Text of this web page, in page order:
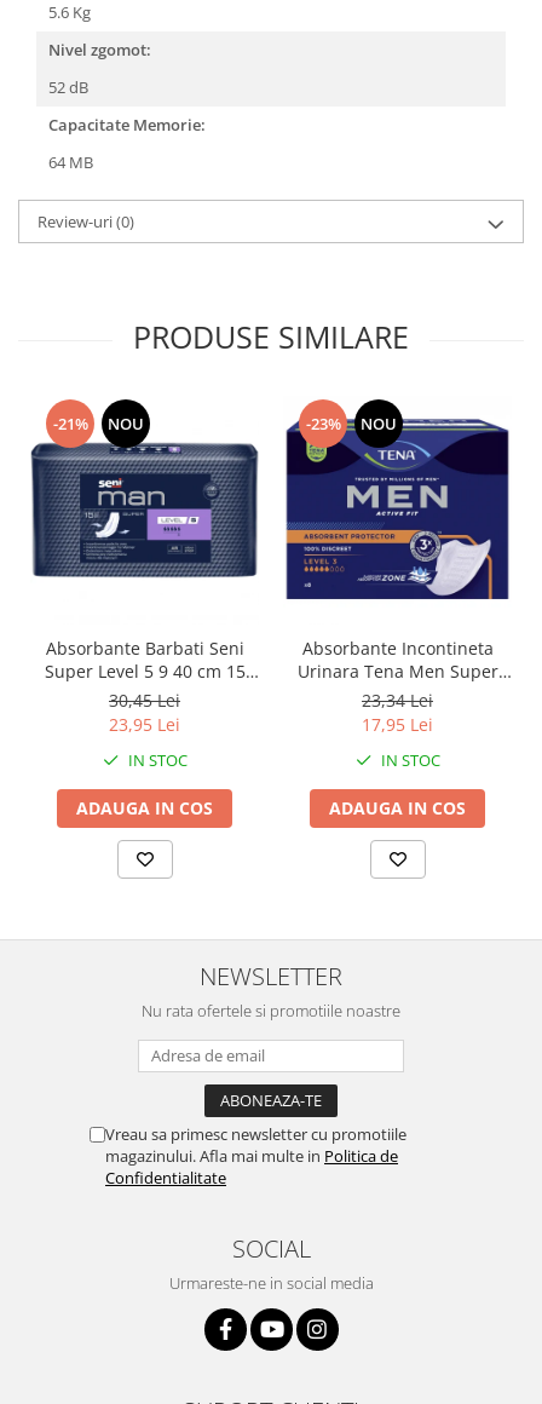
5.6 Kg
Nivel zgomot:
52 dB
Capacitate Memorie:
64 MB
Review-uri(0)
PRODUSE SIMILARE
-21% NOU
Absorbante Barbati Seni
Super Level 5 9 40 cm 15
Bucati
30,45 Lei
23,95 Lei
IN STOC
ADAUGA IN COS
-23% NOU
Absorbante Incontineta
Urinara Tena Men Super
Level 3, 8 bucati
23,34 Lei
17,95 Lei
IN STOC
ADAUGA IN COS
NEWSLETTER
Nu rata ofertele si promotiile noastre
Vreau sa primesc newsletter cu promotiile
magazinului. Afla mai multe in Politica de
Confidentialitate
SOCIAL
Urmareste-ne in social media